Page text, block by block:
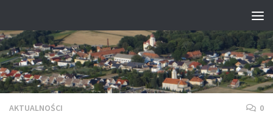
AKTUALNOŚCI 0